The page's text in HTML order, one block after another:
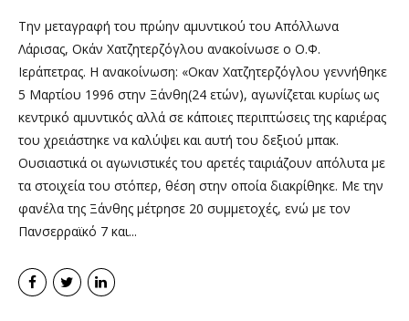
Την μεταγραφή του πρώην αμυντικού του Απόλλωνα
Λάρισας, Οκάν Χατζητερζόγλου ανακοίνωσε ο Ο.Φ.
Ιεράπετρας. Η ανακοίνωση: «Οκαν Χατζητερζόγλου γεννήθηκε
5 Μαρτίου 1996 στην Ξάνθη(24 ετών), αγωνίζεται κυρίως ως
κεντρικό αμυντικός αλλά σε κάποιες περιπτώσεις της καριέρας
του χρειάστηκε να καλύψει και αυτή του δεξιού μπακ.
Ουσιαστικά οι αγωνιστικές του αρετές ταιριάζουν απόλυτα με
τα στοιχεία του στόπερ, θέση στην οποία διακρίθηκε. Με την
φανέλα της Ξάνθης μέτρησε 20 συμμετοχές, ενώ με τον
Πανσερραϊκό 7 και...